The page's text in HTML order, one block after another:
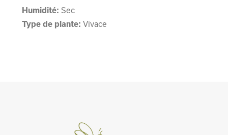
Humidité: Sec
Type de plante: Vivace